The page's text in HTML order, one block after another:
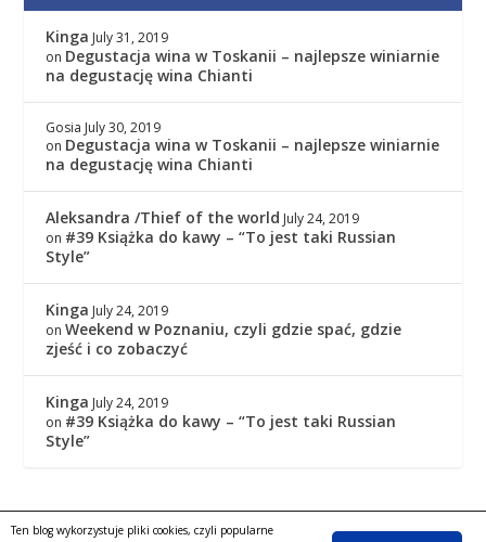
Kinga July 31, 2019
on Degustacja wina w Toskanii – najlepsze winiarnie
na degustację wina Chianti
Gosia July 30, 2019
on Degustacja wina w Toskanii – najlepsze winiarnie
na degustację wina Chianti
Aleksandra /Thief of the world July 24, 2019
on #39 Książka do kawy – “To jest taki Russian
Style”
Kinga July 24, 2019
onWeekend w Poznaniu, czyli gdzie spać, gdzie
zjeść i co zobaczyć
Kinga July 24, 2019
on #39 Książka do kawy – “To jest taki Russian
Style”
Ten blog wykorzystuje pliki cookies, czyli popularne